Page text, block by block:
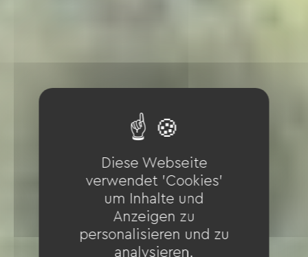
Diese Webseite
verwendet 'Cookies'
um Inhalte und
Anzeigen zu
personalisieren und zu
analysieren.